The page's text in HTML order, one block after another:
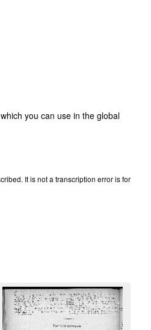
you can use in the global
It is not a transcription error is for